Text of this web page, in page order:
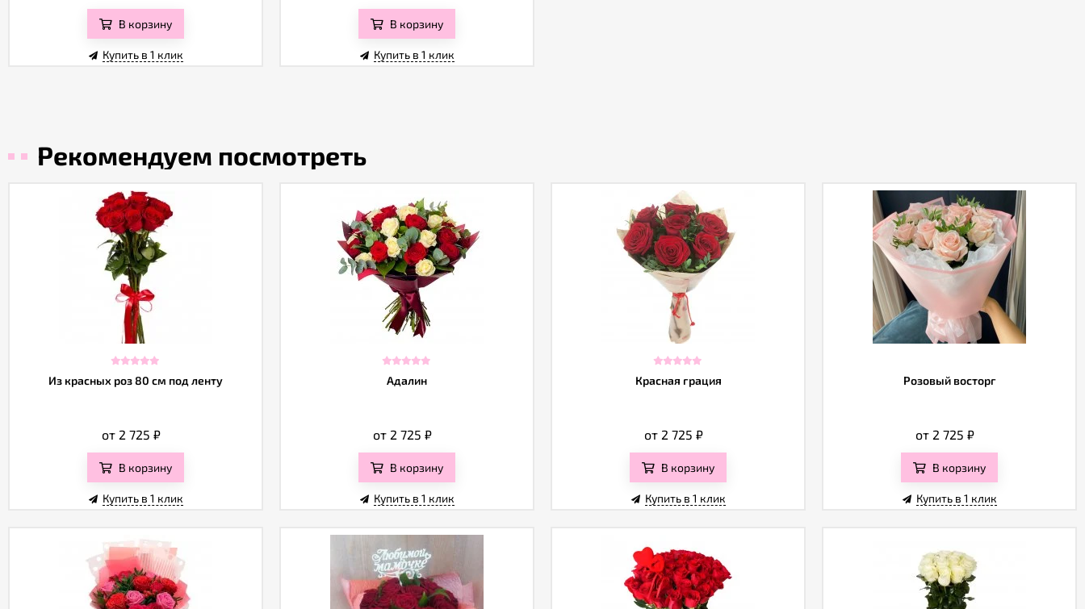
В корзину
Купить в 1 клик
В корзину
Купить в 1 клик
Рекомендуем посмотреть
Из красных роз 80 см под ленту
от 2 725 ₽
В корзину
Купить в 1 клик
Адалин
от 2 725 ₽
В корзину
Купить в 1 клик
Красная грация
от 2 725 ₽
В корзину
Купить в 1 клик
Розовый восторг
от 2 725 ₽
В корзину
Купить в 1 клик